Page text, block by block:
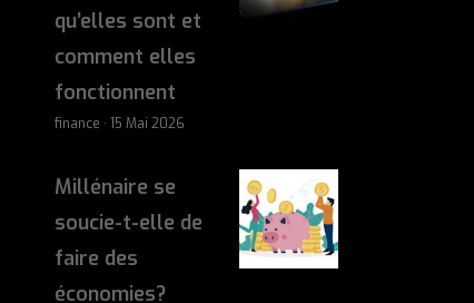
qu’elles sont et
comment elles
fonctionnent
finance · 15 Mai 2026
Millénaire se
soucie-t-elle de
faire des
économies?